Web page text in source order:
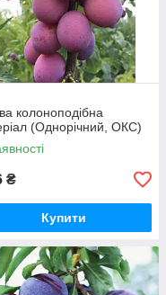
колоноподібна
(Однорічний, ОКС)
₴
Купити